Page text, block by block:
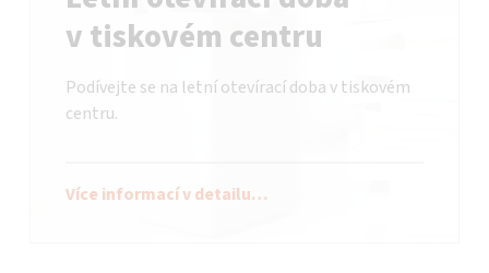
v tiskovém centru
Podívejte se na letní otevírací doba v tiskovém
centru.
Více informací v detailu…